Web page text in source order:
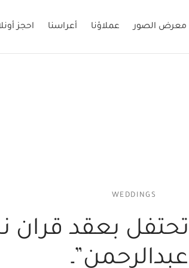
معرض الصور عملاؤنا أعراسنا احجز
WEDDINGS
تحتفل بعقد قران